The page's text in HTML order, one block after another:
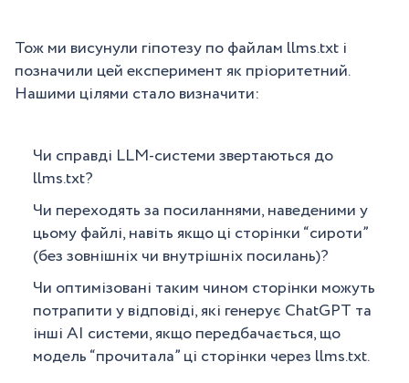
Тож ми висунули гіпотезу по файлам llms.txt і
позначили цей експеримент як пріоритетний.
Нашими цілями стало визначити:
Чи справді LLM-системи звертаються до
llms.txt?
Чи переходять за посиланнями, наведеними у
цьому файлі, навіть якщо ці сторінки “сироти”
(без зовнішніх чи внутрішніх посилань)?
Чи оптимізовані таким чином сторінки можуть
потрапити у відповіді, які генерує ChatGPT та
інші AI системи, якщо передбачається, що
модель “прочитала” ці сторінки через llms.txt.